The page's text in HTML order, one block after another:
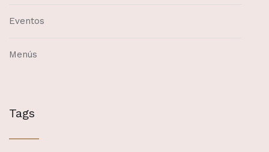
Eventos
Menús
Tags